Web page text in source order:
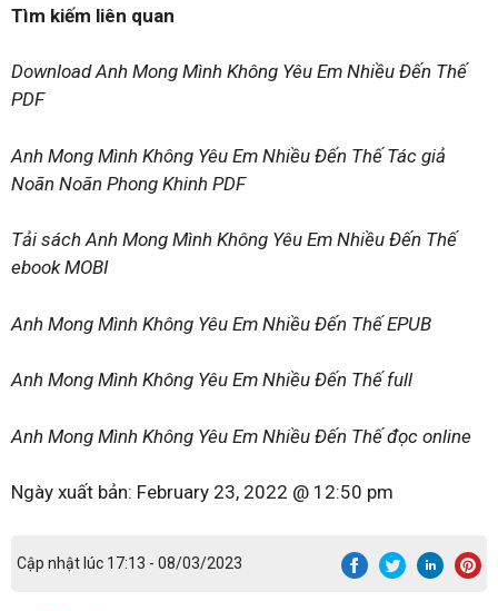
Tìm kiếm liên quan
Download Anh Mong Mình Không Yêu Em Nhiều Đến Thế
PDF
Anh Mong Mình Không Yêu Em Nhiều Đến Thế Tác giả
Noãn Noãn Phong Khinh PDF
Tải sách Anh Mong Mình Không Yêu Em Nhiều Đến Thế
ebook MOBI
Anh Mong Mình Không Yêu Em Nhiều Đến Thế EPUB
Anh Mong Mình Không Yêu Em Nhiều Đến Thế full
Anh Mong Mình Không Yêu Em Nhiều Đến Thế đọc online
Ngày xuất bản: February 23, 2022 @ 12:50 pm
Cập nhật lúc 17:13 - 08/03/2023